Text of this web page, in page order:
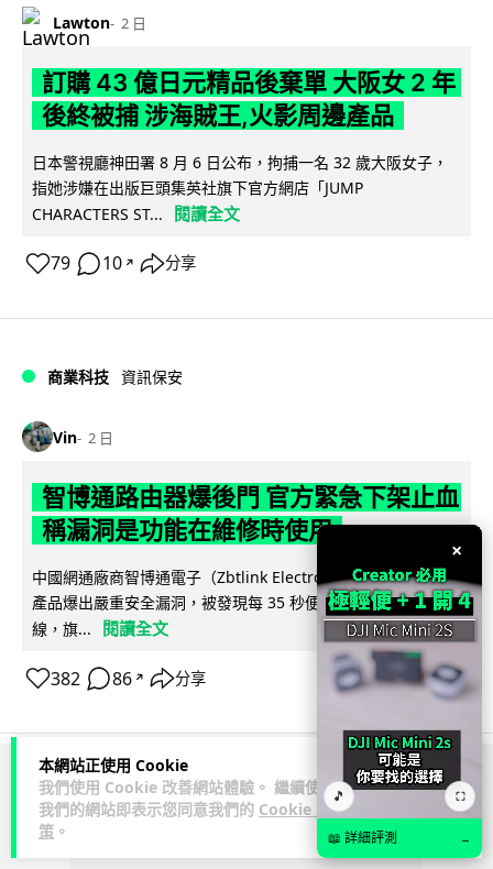
本網站正使用 Cookie
我們使用 Cookie 改善網站體驗。 繼續使用
我們的網站即表示您同意我們的 Cookie 政
策 。
Lawton 2 日
訂購 43 億日元精品後棄單 大阪女 2 年
後終被捕 涉海賊王,火影周邊產品
日本警視廳神田署 8 月 6 日公布，拘捕一名 32 歲大阪女子，
指她涉嫌在出版巨頭集英社旗下官方網店「JUMP
CHARACTERS ST...
閱讀全文
79 10 ↗ 分享
商業科技 資訊保安
Vin 2 日
智博通路由器爆後門 官方緊急下架止血
稱漏洞是功能在維修時使用
中國網通廠商智博通電子（Zbtlink Electronics）旗下的路由器
產品爆出嚴重安全漏洞，被發現每 35 秒便會與中國伺服器連
線，旗...
閱讀全文
382 86 ↗ 分享
ADVERTISEMENT
×
🎵 ⛶
📖 詳細評測 →